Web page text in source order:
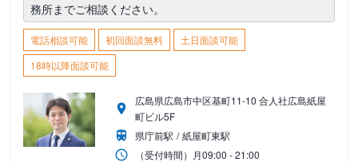
務所までご相談ください。
電話相談可能 初回面談無料
土日面談可能
18時以降面談可能
広島県広島市中区基町11-10 合人社広島紙屋
町ビル5F
県庁前駅
紙屋町東駅
（受付時間） 月09:00 - 21:00